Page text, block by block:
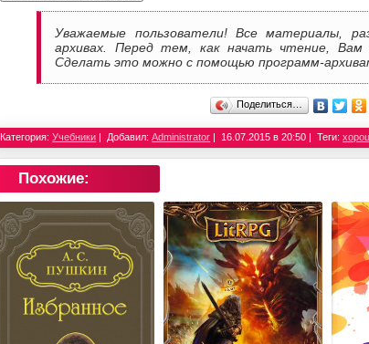
Уважаемые пользователи! Все материалы,
архивах. Перед тем, как начать чтение, Вам
Сделать это можно с помощью программ-
Поделиться…
Категория:Учебники Добавил:Administrator 16.07.2015 в 20:50 Теги:
Похожие: